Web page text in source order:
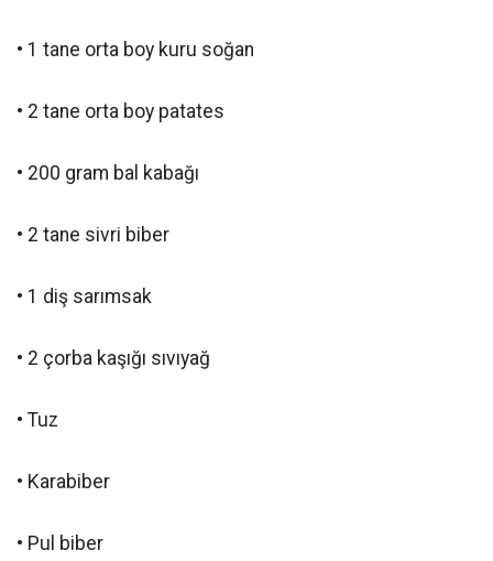
• 1 tane orta boy kuru soğan
• 2 tane orta boy patates
• 200 gram bal kabağı
• 2 tane sivri biber
• 1 diş sarımsak
• 2 çorba kaşığı sıvıyağ
• Tuz
• Karabiber
• Pul biber